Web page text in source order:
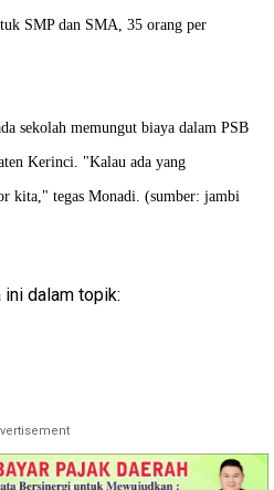
SMP dan SMA, 35 orang per
sekolah memungut biaya dalam PSB
Kerinci. "Kalau ada yang
kita," tegas Monadi. (sumber: jambi
dalam topik: